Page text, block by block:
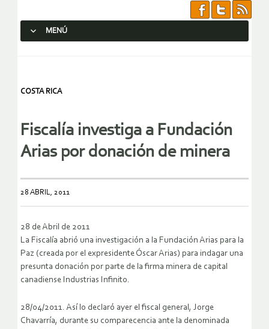
MENÚ
COSTA RICA
Fiscalía investiga a Fundación
Arias por donación de minera
28 ABRIL, 2011
28 de Abril de 2011
La Fiscalía abrió una investigación a la Fundación Arias para la
Paz (creada por el expresidente Óscar Arias) para indagar una
presunta donación por parte de la firma minera de capital
canadiense Industrias Infinito.
28/04/2011. Así lo declaró ayer el fiscal general, Jorge
Chavarría, durante su comparecencia ante la denominada